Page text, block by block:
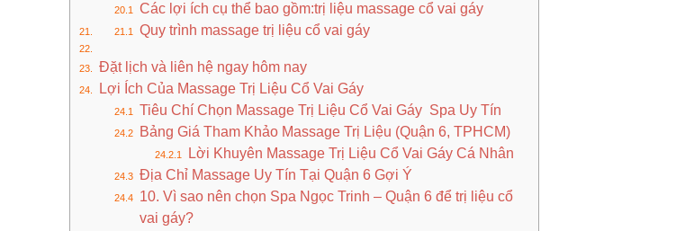
Các lợi ích cụ thể bao gồm:trị liệu massage cổ vai gáy
Quy trình massage trị liệu cổ vai gáy
Đặt lịch và liên hệ ngay hôm nay
Lợi Ích Của Massage Trị Liệu Cổ Vai Gáy
Tiêu Chí Chọn Massage Trị Liệu Cổ Vai Gáy Spa Uy Tín
Bảng Giá Tham Khảo Massage Trị Liệu (Quận 6, TPHCM)
Lời Khuyên Massage Trị Liệu Cổ Vai Gáy Cá Nhân
Địa Chỉ Massage Uy Tín Tại Quận 6 Gợi Ý
10. Vì sao nên chọn Spa Ngọc Trinh – Quận 6 để trị liệu cổ
vai gáy?